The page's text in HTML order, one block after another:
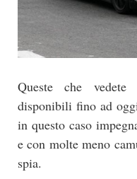
Queste che
disponibili fino ad
in questo caso
e con molte meno
spia.